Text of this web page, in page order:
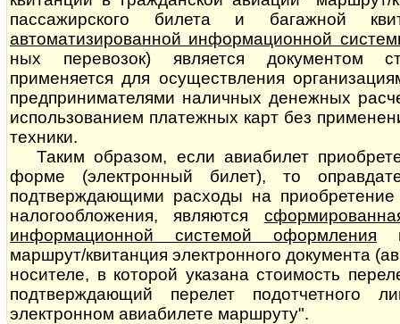
пассажирского билета и багажной
автоматизированной информационной
ных перевозок) является документом
применяется для осуществления
предпринимателями наличных денежных
использованием платежных карт без
техники.
Таким образом, если авиабилет
форме (электронный билет), то
подтверждающими расходы на
налогообложения, являются
информационной системой оформления
маршрут/квитанция электронного документа
носителе, в которой указана стоимость
подтверждающий перелет подотчетного
электронном авиабилете маршруту".